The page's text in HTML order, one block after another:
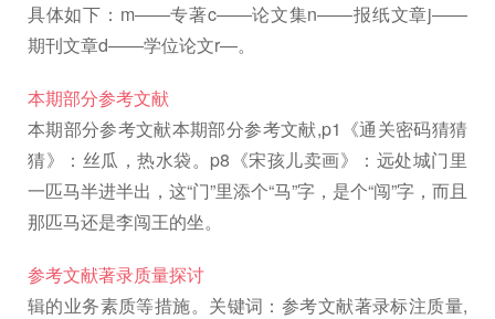
具体如下：m――专著c――论文集n――报纸文章j――
期刊文章d――学位论文r―。
本期部分参考文献
本期部分参考文献本期部分参考文献,p1《通关密码猜猜
猜》：丝瓜，热水袋。p8《宋孩儿卖画》：远处城门里
一匹马半进半出，这“门”里添个“马”字，是个“闯”字，而且
那匹马还是李闯王的坐。
参考文献著录质量探讨
辑的业务素质等措施。关键词：参考文献著录标注质量,